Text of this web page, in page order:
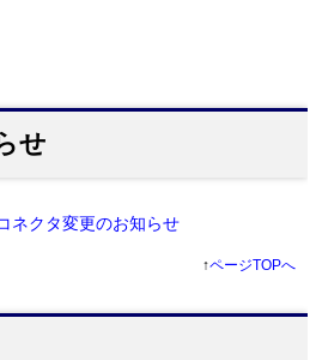
せ
ネクタ変更のお知らせ
↑ページTOPへ